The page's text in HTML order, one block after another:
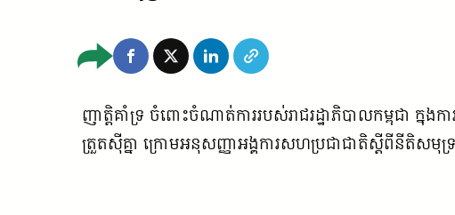
ញាត្តិគាំទ្រ ចំពោះចំណាត់ការរបស់រាជរដ្ឋាភិបាលកម្ពុជា ក្នុ
ត្រួតស៊ីគ្នា ក្រោមអនុសញ្ញាអង្គការសហប្រជាជាតិស្តីពីនីតិសមុទ្